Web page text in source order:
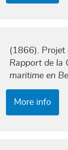
(1866). Projet
Rapport de la
maritime en
More info